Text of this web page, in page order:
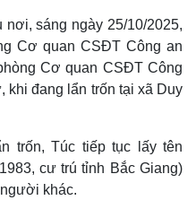
sáng ngày 25/10/2025,
Cơ quan CSĐT Công an
Cơ quan CSĐT Công
khi đang lẩn trốn tại xã Duy
trốn, Túc tiếp tục lấy tên
cư trú tỉnh Bắc Giang)
khác.